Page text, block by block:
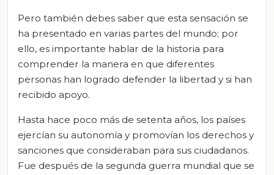
Pero también debes saber que esta sensación se
ha presentado en varias partes del mundo; por
ello, es importante hablar de la historia para
comprender la manera en que diferentes
personas han logrado defender la libertad y si han
recibido apoyo.
Hasta hace poco más de setenta años, los países
ejercían su autonomía y promovían los derechos y
sanciones que consideraban para sus ciudadanos.
Fue después de la segunda guerra mundial que se